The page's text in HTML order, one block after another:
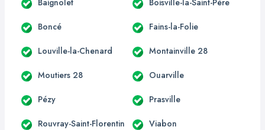
Boncé Fains-la-Folie
Louville-la-Chenard Montainville 28
Moutiers 28 Ouarville
Pézy Prasville
Rouvray-Saint-Florentin Viabon